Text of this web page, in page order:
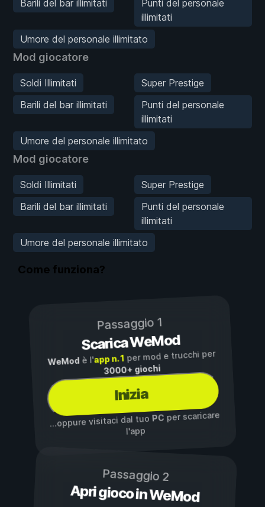
Barili del bar illimitati
Punti del personale
illimitati
Umore del personale illimitato
Mod giocatore
Soldi Illimitati
Super Prestige
Barili del bar illimitati
Punti del personale
illimitati
Umore del personale illimitato
Mod giocatore
Soldi Illimitati
Super Prestige
Barili del bar illimitati
Punti del personale
illimitati
Umore del personale illimitato
Come funziona?
Passaggio 1
Scarica WeMod
WeMod è l'app n. 1per mod e trucchi per
3000+ giochi
Inizia
...oppure visitaci dal tuoPC per scaricare
l'app
Passaggio 2
Apri gioco in WeMod